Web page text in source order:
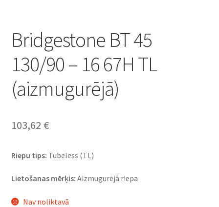
Bridgestone BT 45
130/90 – 16 67H TL
(aizmugurējā)
103,62 €
Riepu tips: Tubeless (TL)
Lietošanas mērķis: Aizmugurējā riepa
Nav noliktavā